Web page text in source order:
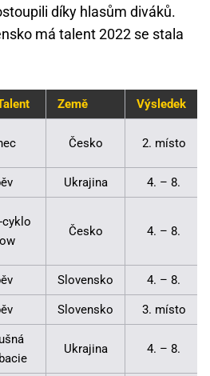
díky hlasům diváků.
má talent 2022 se stala
Země Výsledek
Česko 2. místo
Ukrajina 4. – 8.
Česko 4. – 8.
Slovensko 4. – 8.
Slovensko 3. místo
Ukrajina 4. – 8.